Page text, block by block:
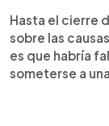
Hasta el cierre
sobre las
es que habría
someterse a